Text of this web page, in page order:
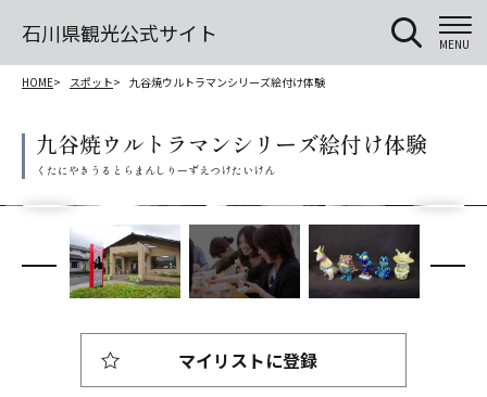
石川県観光公式サイト MENU
HOME スポット 九谷焼ウルトラマンシリーズ絵付け体験
九谷焼ウルトラマンシリーズ絵付け体験
マイリストに登録